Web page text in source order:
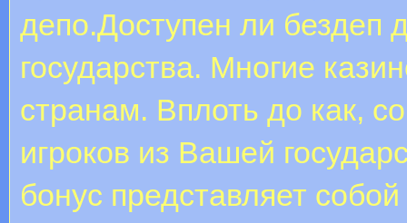
депо.Доступен ли бездеп
государства. Многие
странам. Вплоть до как,
игроков из Вашей
бонус представляет